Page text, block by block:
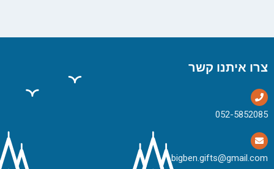
צרו איתנו קשר
bigben.gifts@gmail.com